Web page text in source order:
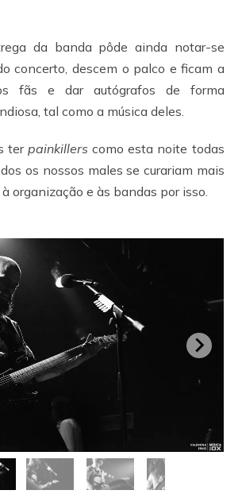
da banda pôde ainda notar-se
concerto, descem o palco e ficam a
fãs e dar autógrafos de forma
tal como a música deles.
ter painkillers como esta noite todas
os nossos males se curariam mais
organização e às bandas por isso.